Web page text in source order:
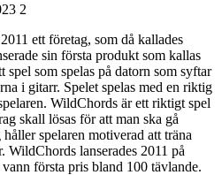
ett företag, som då kallades
sin första produkt som kallas
som spelas på datorn som syftar
i gitarr. Spelet spelas med en riktig
WildChords är ett riktigt spel
skall lösas för att man ska gå
spelaren motiverad att träna
WildChords lanserades 2011 på
första pris bland 100 tävlande.